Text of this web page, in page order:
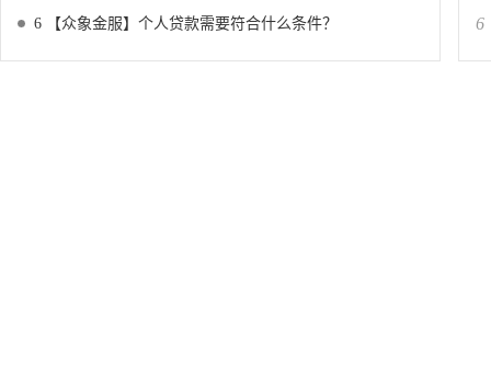
6 【众象金服】个人贷款需要符合什么条件？ 6